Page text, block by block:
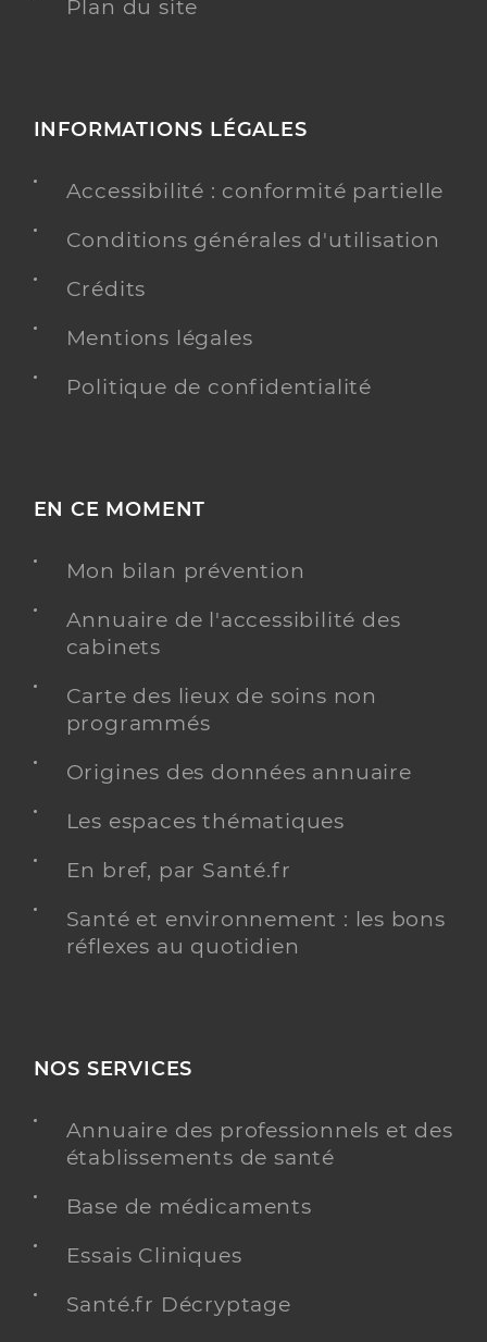
Plan du site
INFORMATIONS LÉGALES
Accessibilité : conformité partielle
Conditions générales d'utilisation
Crédits
Mentions légales
Politique de confidentialité
EN CE MOMENT
Mon bilan prévention
Annuaire de l'accessibilité des
cabinets
Carte des lieux de soins non
programmés
Origines des données annuaire
Les espaces thématiques
En bref, par Santé.fr
Santé et environnement : les bons
réflexes au quotidien
NOS SERVICES
Annuaire des professionnels et des
établissements de santé
Base de médicaments
Essais Cliniques
Santé.fr Décryptage